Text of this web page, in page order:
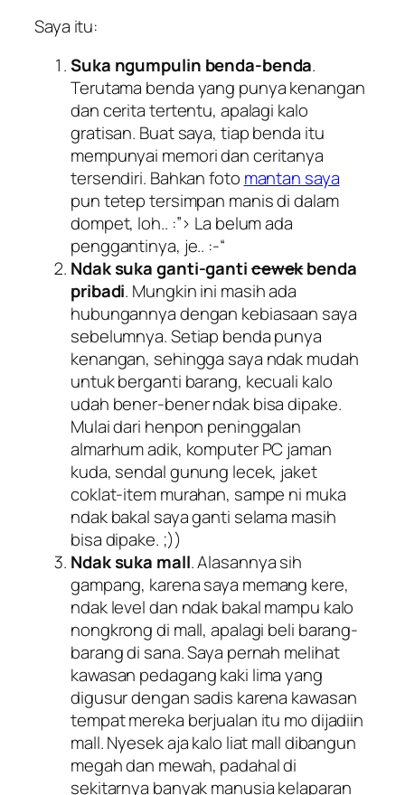
Saya itu:
Suka ngumpulin benda-benda.
Terutama benda yang punya kenangan
dan cerita tertentu, apalagi kalo
gratisan. Buat saya, tiap benda itu
mempunyai memori dan ceritanya
tersendiri. Bahkan foto mantan saya
pun tetep tersimpan manis di dalam
dompet, loh.. :”> La belum ada
penggantinya, je.. :-“
Ndak suka ganti-ganticewekbenda
pribadi. Mungkin ini masih ada
hubungannya dengan kebiasaan saya
sebelumnya. Setiap benda punya
kenangan, sehingga saya ndak mudah
untuk berganti barang, kecuali kalo
udah bener-bener ndak bisa dipake.
Mulai dari henpon peninggalan
almarhum adik, komputer PC jaman
kuda, sendal gunung lecek, jaket
coklat-item murahan, sampe ni muka
ndak bakal saya ganti selama masih
bisa dipake. ;))
Ndak suka mall. Alasannya sih
gampang, karena saya memang kere,
ndak level dan ndak bakal mampu kalo
nongkrong di mall, apalagi beli barang-
barang di sana. Saya pernah melihat
kawasan pedagang kaki lima yang
digusur dengan sadis karena kawasan
tempat mereka berjualan itu mo dijadiin
mall. Nyesek aja kalo liat mall dibangun
megah dan mewah, padahal di
sekitarnya banyak manusia kelaparan